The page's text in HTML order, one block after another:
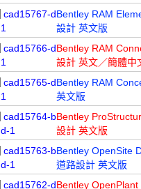
cad15767-d
1
Bentley RAM
設計 英文版
cad15766-d
1
Bentley RAM
設計 英文／簡體中
cad15765-d
1
Bentley RAM
英文版
cad15764-b
d-1
Bentley
設計 英文版
cad15763-b
d-1
Bentley OpenSite
道路設計 英文版
cad15762-dBentley